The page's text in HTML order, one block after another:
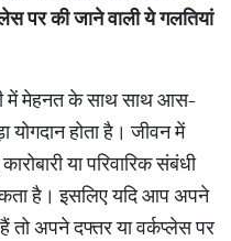
पर की जाने वाली ये गलतियां
में मेहनत के साथ साथ आस-
योगदान होता है। जीवन में
या परिवारिक संबंधी
है। इसलिए यदि आप अपने
तो अपने दफ्तर या वर्कप्लेस पर